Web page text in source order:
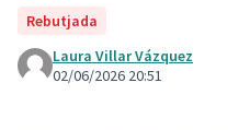
Rebutjada
Laura Villar Vázquez
02/06/2026 20:51